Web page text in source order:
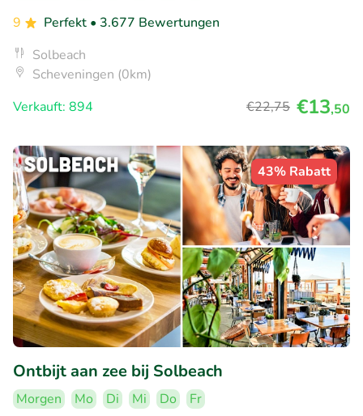
9
Perfekt • 3.677 Bewertungen
Solbeach
Scheveningen (0km)
Verkauft: 894
€22,75 €13,50
43% Rabatt
Ontbijt aan zee bij Solbeach
Morgen Mo Di Mi Do Fr